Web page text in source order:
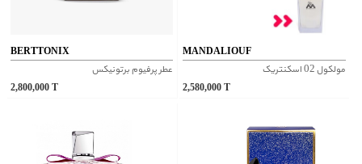
BERTTONIX
عطر پرفیوم برتونیکس
2,800,000
MANDALIOUF
مولکول 02 اسکنتریک
2,580,000